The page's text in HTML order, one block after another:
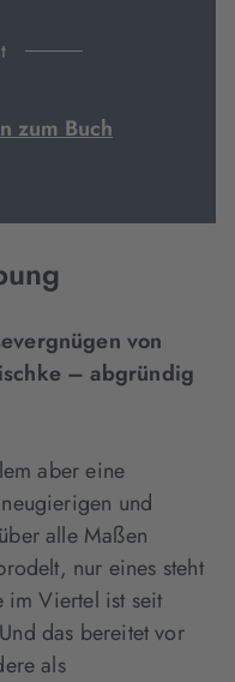
zum Buch
von
– abgründig
aber eine
und
alle Maßen
nur eines steht
im Viertel ist seit
das bereitet vor
als